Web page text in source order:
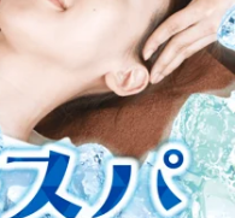
森店〈アクセス〉JR中
野駅・立川駅からもア
のご利用がオススメ♪飛
館から徒歩10分圏内。
インで△や×と表示され
す。お気軽にお問い合わ
・*.。・*.。・*.。・
。・*.。・*.。・
骨ケア&amp;骨盤ストレ
ケア♪〈営業時間〉終
付)〈住所〉日野市多摩平
イオンモール多摩
駅から徒歩5分八王子
◎高幡不動・南平からは
ビングスクール・多摩
イオンモール多摩平の森
*.。・。。・*.。・
せです!以下の時間帯に
17:0018:00-20:00 がご案
・*.。・*.。・*.。・
。・*.。・*.。・
ケア&amp;骨盤ストレ